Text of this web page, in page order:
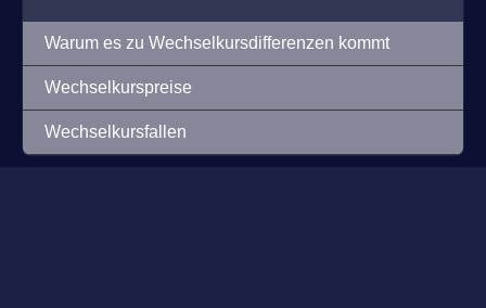
Warum es zu Wechselkursdifferenzen kommt
Wechselkurspreise
Wechselkursfallen